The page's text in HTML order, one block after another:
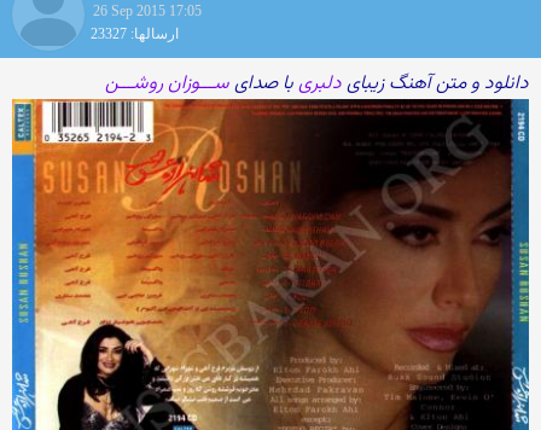
26 Sep 2015 17:05
ارسالها: 23327
دانلود و متن آهنگ زیبایدلبریبا صدایســـوزان روشـــن